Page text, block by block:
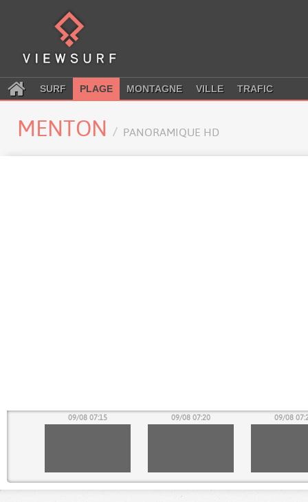
SURF PLAGE MONTAGNE VILLE TRAFIC
MENTON PANORAMIQUE HD
09/08 07:15 09/08 07:20 09/08